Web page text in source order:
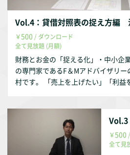
￥500 / ダウンロード
全て見放題 (月額)
財務とお金の「捉える化」・中小企
の専門家であるF＆Mアドバイザリ
村です。 「売上を上げたい」「利益
字を掴む」ことなのですが、経営者
は「読みにくい」書類であることも
書を「捉え」→「分解し」→「改善
ールまでを複数回に分割してご紹介
￥500
全て見